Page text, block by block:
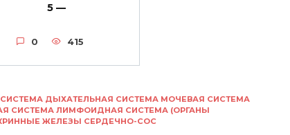
ДЫХАТЕЛЬНАЯ СИСТЕМА МОЧЕВАЯ СИСТЕМА
СИСТЕМА ЛИМФОИДНАЯ СИСТЕМА (ОРГАНЫ
ЖЕЛЕЗЫ СЕРДЕЧНО-СОС
5 —
0 415